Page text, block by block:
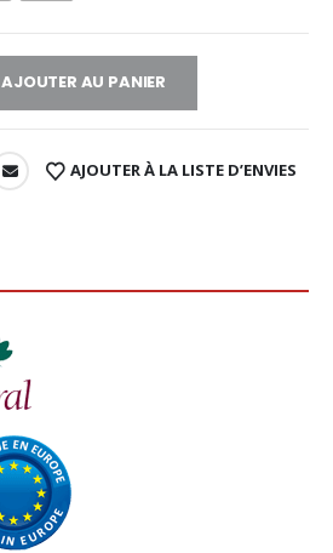
AJOUTER AU PANIER
AJOUTER À LA LISTE D’ENVIES